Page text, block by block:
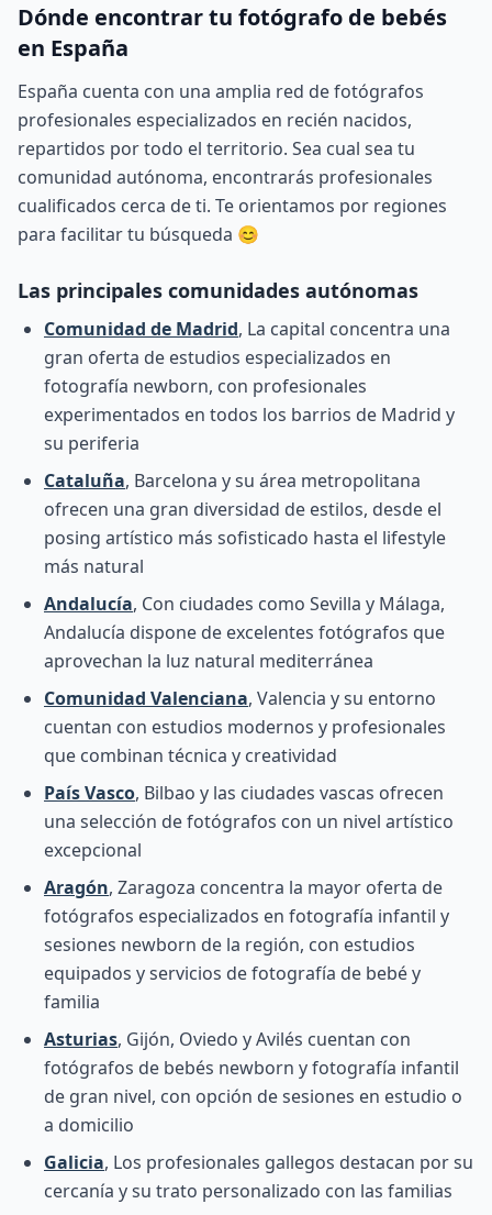
Dónde encontrar tu fotógrafo de bebés
en España
España cuenta con una amplia red de fotógrafos
profesionales especializados en recién nacidos,
repartidos por todo el territorio. Sea cual sea tu
comunidad autónoma, encontrarás profesionales
cualificados cerca de ti. Te orientamos por regiones
para facilitar tu búsqueda 😊
Las principales comunidades autónomas
Comunidad de Madrid, La capital concentra una
gran oferta de estudios especializados en
fotografía newborn, con profesionales
experimentados en todos los barrios de Madrid y
su periferia
Cataluña, Barcelona y su área metropolitana
ofrecen una gran diversidad de estilos, desde el
posing artístico más sofisticado hasta el lifestyle
más natural
Andalucía, Con ciudades como Sevilla y Málaga,
Andalucía dispone de excelentes fotógrafos que
aprovechan la luz natural mediterránea
Comunidad Valenciana, Valencia y su entorno
cuentan con estudios modernos y profesionales
que combinan técnica y creatividad
País Vasco, Bilbao y las ciudades vascas ofrecen
una selección de fotógrafos con un nivel artístico
excepcional
Aragón, Zaragoza concentra la mayor oferta de
fotógrafos especializados en fotografía infantil y
sesiones newborn de la región, con estudios
equipados y servicios de fotografía de bebé y
familia
Asturias, Gijón, Oviedo y Avilés cuentan con
fotógrafos de bebés newborn y fotografía infantil
de gran nivel, con opción de sesiones en estudio o
a domicilio
Galicia, Los profesionales gallegos destacan por su
cercanía y su trato personalizado con las familias